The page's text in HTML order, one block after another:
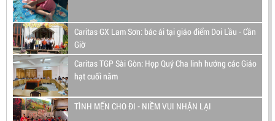
Caritas GX Lam Sơn: bác ái tại giáo điểm Doi Lầu - Cần
Giờ
Caritas TGP Sài Gòn: Họp Quý Cha linh hướng các Giáo
hạt cuối năm
TÌNH MẾN CHO ĐI - NIỀM VUI NHẬN LẠI